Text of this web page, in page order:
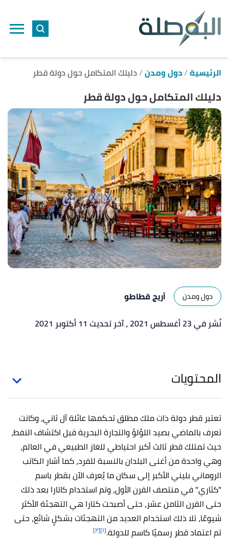
الرئيسية دول ومدن دليلك المتكامل حول دولة قطر
دليلك المتكامل حول دولة قطر
دول ومدن
أريج قطاطو
نُشر في 23 أغسطس 2021
، آخر تحديث 11 أكتوبر 2021
المحتويات
تعتبر قطر دولة ذات ملك مطلق تحكمها عائلة آل ثاني، وكانت
تعرف بالماضي بصيد اللؤلؤ والتجارة البحرية قبل اكتشاف النفط،
حيث تمتلك قطر ثالث أكبر احتياطي للغاز الطبيعي في العالم،
وهي واحدة من أغنى البلدان بالنسبة للفرد، كما أشار الكاتب
الروماني بليني الأكبر إلى سكان ما يُعرف الآن بقطر باسم
"كثاري" في منتصف القرن الأول، وتم استخدام كاتارا بعد ذلك
حتى القرن الثامن عشر، حتى أصبحت كتارا هي التهجئة الأكثر
شيوعًا، تلا ذلك استخدام العديد من التهجئات بشكلٍ شائع، حتى
تم اعتماد قطر رسميًا كاسم للدولة.[١] [٢]